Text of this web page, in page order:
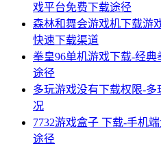
戏平台免费下载途径
森林和舞会游戏机下载游
快速下载渠道
拳皇96单机游戏下载-经
途径
多玩游戏没有下载权限-
况
7732游戏盒子 下载-手机
途径